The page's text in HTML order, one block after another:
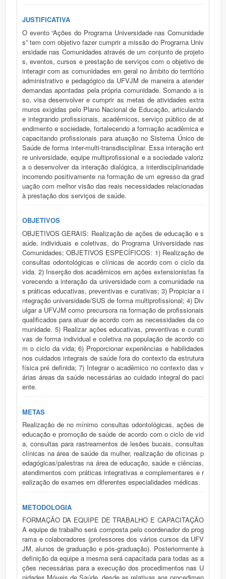
JUSTIFICATIVA
O evento “Ações do Programa Universidade nas Comunidade
s” tem com objetivo fazer cumprir a missão do Programa Univ
ersidade nas Comunidades através de um conjunto de projeto
s, eventos, cursos e prestação de serviços com o objetivo de
interagir com as comunidades em geral no âmbito do território
administrativo e pedagógico da UFVJM de maneira a atender
demandas apontadas pela própria comunidade. Somando a is
so, visa desenvolver e cumprir as metas de atividades extra
muros exigidas pelo Plano Nacional de Educação, articulando
e integrando profissionais, acadêmicos, serviço público de at
endimento e sociedade, fortalecendo a formação acadêmica e
capacitando profissionais para atuação no Sistema Único de
Saúde de forma inter-multi-transdisciplinar. Essa interação ent
re universidade, equipe multiprofissional e a sociedade valoriz
a o desenvolver da interação dialógica, a interdisciplinaridade
incorrendo positivamente na formação de um egresso da grad
uação com melhor visão das reais necessidades relacionadas
à prestação dos serviços de saúde.
OBJETIVOS
OBJETIVOS GERAIS: Realização de ações de educação e s
aúde, individuais e coletivas, do Programa Universidade nas
Comunidades; OBJETIVOS ESPECÍFICOS: 1) Realização de
consultas odontológicas e clínicas de acordo com o ciclo da
vida. 2) Inserção dos acadêmicos em ações extensionistas fa
vorecendo a interação da universidade com a comunidade na
s práticas educativas, preventivas e curativas; 3) Propiciar a i
ntegração universidade/SUS de forma multiprofissional; 4) Div
ulgar a UFVJM como precursora na formação de profissionais
qualificados para atuar de acordo com as necessidades da co
munidade. 5) Realizar ações educativas, preventivas e curati
vas de forma individual e coletiva na população de acordo co
m o ciclo da vida; 6) Proporcionar experiências e habilidades
nos cuidados integrais de saúde fora do contexto da estrutura
física pré definida; 7) Integrar o acadêmico no contexto das v
árias áreas da saúde necessárias ao cuidado integral do paci
ente.
METAS
Realização de no mínimo consultas odontológicas, ações de
educação e promoção de saúde de acordo com o ciclo de vid
a, consultas para rastreamentos de lesões bucais, consultas
clínicas na área de saúde da mulher, realização de oficinas p
edagógicas/palestras na área de educação, saúde e ciências,
atendimentos com práticas integrativas e complementares e r
ealização de exames em diferentes especialidades médicas.
METODOLOGIA
FORMAÇÃO DA EQUIPE DE TRABALHO E CAPACITAÇÃO
A equipe de trabalho será composta pelo coordenador do prog
rama e colaboradores (professores dos vários cursos da UFV
JM, alunos de graduação e pós-graduação). Posteriormente à
definição da equipe a mesma será capacitada para todas as a
ções necessárias para a execução dos procedimentos nas U